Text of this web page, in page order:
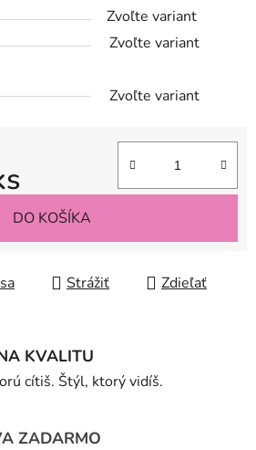
Zvoľte variant
Zvoľte variant
Zvoľte variant
DO KOŠÍKA
Strážiť Zdieľať
KVALITU
cítiš. Štýl, ktorý vidíš.
ZADARMO